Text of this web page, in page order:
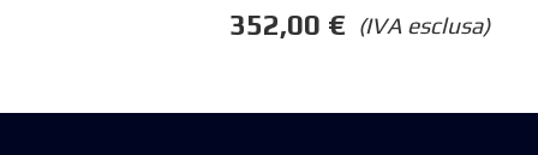
(IVA esclusa)
352,00 €